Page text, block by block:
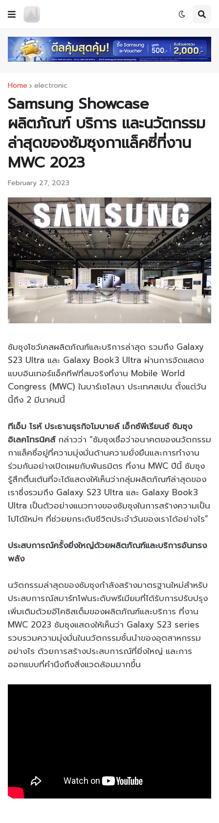
Home electronic
Samsung Showcase
ผลิตภัณฑ์ บริการ และนวัตกรรม
ล่าสุดของซัมซุงกาแล็คซี่ที่งาน
MWC 2023
February 27, 2023
ซัมซุงโชว์เคสผลิตภัณฑ์และบริการล่าสุด รวมถึง Galaxy
S23 Ultra และ Galaxy Book3 Ultra ผ่านการจัดแสดง
แบบอินเทอร์แอ็คทีฟที่สมจริงที่งาน Mobile World
Congress (MWC) ในบาร์เซโลนา ประเทศสเปน ตั้งแต่วัน
นี้ถึง 2 มีนาคมนี้
ทีเอ็ม โรห์ ประธานธุรกิจโมบายล์ เอ็กซ์พีเรียนซ์ ซัมซุง
อิเลคโทรนิคส์กล่าวว่า “ซัมซุงเชื่อว่าอนาคตของนวัตกรรม
กาแล็คซี่อยู่ที่ความมุ่งมั่นด้านความยั่งยืนและการทำงาน
ร่วมกันอย่างเปิดเผยกับพันธมิตร ที่งาน MWC ปีนี้ ซัมซุง
รู้สึกตื่นเต้นที่จะได้แสดงให้เห็นว่ากลุ่มผลิตภัณฑ์ล่าสุดของ
เราซึ่งรวมถึง Galaxy S23 Ultra และ Galaxy Book3
Ultra เป็นตัวอย่างแนวทางของซัมซุงในการสร้างความเป็น
ไปได้ใหม่ๆ ที่ช่วยยกระดับชีวิตประจำวันของเราได้อย่างไร”
ประสบการณ์ครั้งยิ่งใหญ่ด้วยผลิตภัณฑ์และบริการอันทรง
พลัง
นวัตกรรมล่าสุดของซัมซุงกำลังสร้างมาตรฐานใหม่สำหรับ
ประสบการณ์สมาร์ทโฟนระดับพรีเมียมที่ได้รับการปรับปรุง
เพิ่มเติมด้วยอีโคซิสเต็มของผลิตภัณฑ์และบริการ ที่งาน
MWC 2023 ซัมซุงแสดงให้เห็นว่า Galaxy S23 series
รวบรวมความมุ่งมั่นในนวัตกรรมชั้นนำของอุตสาหกรรม
อย่างไร ด้วยการสร้างประสบการณ์ที่ยิ่งใหญ่ และการ
ออกแบบที่คำนึงถึงสิ่งแวดล้อมมากขึ้น